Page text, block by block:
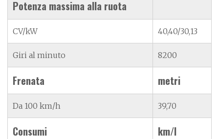
Potenza massima alla ruota
CV/kW 40,40/30,13
Giri al minuto 8200
Frenata metri
Da 100 km/h 39,70
Consumi km/l